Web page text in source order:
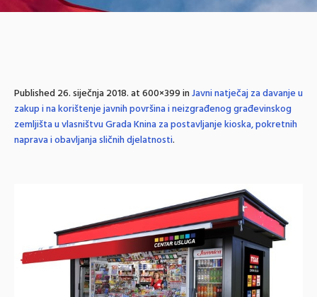
Published26. siječnja 2018.at 600×399 inJavni natječaj za davanje u
zakup i na korištenje javnih površina i neizgrađenog građevinskog
zemljišta u vlasništvu Grada Knina za postavljanje kioska, pokretnih
naprava i obavljanja sličnih djelatnosti.